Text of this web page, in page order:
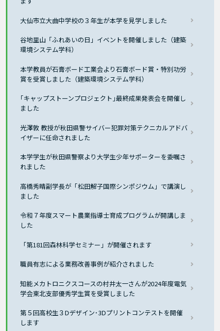
大仙市立大曲中学校の３年生が本学を見学しました
谷地里山「ふれあいの日」イベントを開催しました（建築
環境システム学科）
本学教員が石膏ボード工業会より石膏ボード賞・特別功労
賞を受賞しました（建築環境システム学科）
｢キャップストーンプロジェクト｣最終成果発表会を開催し
ました
光澤敦 教授が秋田県警サイバー犯罪対策テクニカルアドバ
イザーに任命されました
本学学生が秋田県警察より大学生少年サポーターを委嘱さ
れました
高橋秀晴副学長が「松田解子国際シンポジウム」で講演し
ました
令和７年度スマート農業指導士育成プログラムが開講しま
した
「第181回森林科学セミナー」が開催されます
職員有志による業務改善事例が紹介されました
知能メカトロニクスコースの村井太一さんが2024年度電気
学会東北支部優秀学生賞を受賞しました
第５回高校生３Dデザイン･3Dプリントコンテストを開催
します